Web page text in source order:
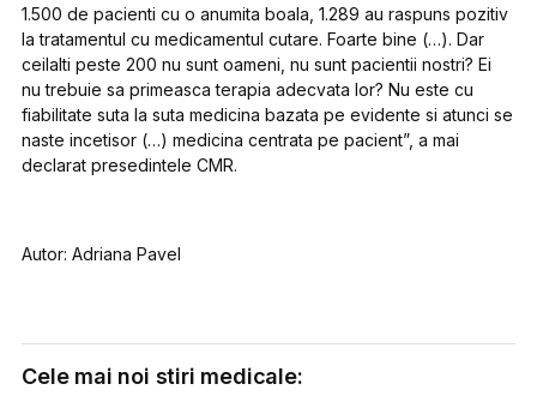
1.500 de pacienti cu o anumita boala, 1.289 au raspuns pozitiv
la tratamentul cu medicamentul cutare. Foarte bine (…). Dar
ceilalti peste 200 nu sunt oameni, nu sunt pacientii nostri? Ei
nu trebuie sa primeasca terapia adecvata lor? Nu este cu
fiabilitate suta la suta medicina bazata pe evidente si atunci se
naste incetisor (…) medicina centrata pe pacient”, a mai
declarat presedintele CMR.
Autor: Adriana Pavel
Cele mai noi stiri medicale: